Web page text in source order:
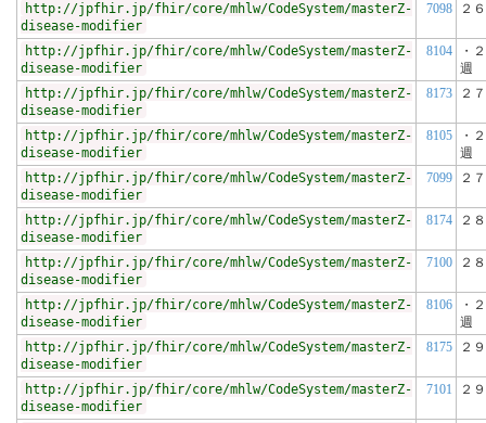
http://jpfhir.jp/fhir/core/mhlw/CodeSystem/masterZ-
disease-modifier
7098 ２
http://jpfhir.jp/fhir/core/mhlw/CodeSystem/masterZ-
disease-modifier
8104
・
週
http://jpfhir.jp/fhir/core/mhlw/CodeSystem/masterZ-
disease-modifier
8173 ２
http://jpfhir.jp/fhir/core/mhlw/CodeSystem/masterZ-
disease-modifier
8105
・
週
http://jpfhir.jp/fhir/core/mhlw/CodeSystem/masterZ-
disease-modifier
7099 ２
http://jpfhir.jp/fhir/core/mhlw/CodeSystem/masterZ-
disease-modifier
8174 ２
http://jpfhir.jp/fhir/core/mhlw/CodeSystem/masterZ-
disease-modifier
7100 ２
http://jpfhir.jp/fhir/core/mhlw/CodeSystem/masterZ-
disease-modifier
8106
・
週
http://jpfhir.jp/fhir/core/mhlw/CodeSystem/masterZ-
disease-modifier
8175 ２
http://jpfhir.jp/fhir/core/mhlw/CodeSystem/masterZ-
disease-modifier
7101 ２